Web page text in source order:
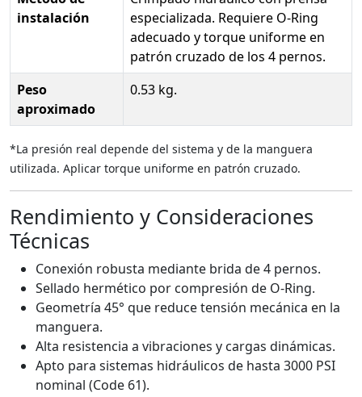
instalación
especializada. Requiere O-Ring
adecuado y torque uniforme en
patrón cruzado de los 4 pernos.
Peso
aproximado
0.53 kg.
*La presión real depende del sistema y de la manguera
utilizada. Aplicar torque uniforme en patrón cruzado.
Rendimiento y Consideraciones
Técnicas
Conexión robusta mediante brida de 4 pernos.
Sellado hermético por compresión de O-Ring.
Geometría 45° que reduce tensión mecánica en la
manguera.
Alta resistencia a vibraciones y cargas dinámicas.
Apto para sistemas hidráulicos de hasta 3000 PSI
nominal (Code 61).